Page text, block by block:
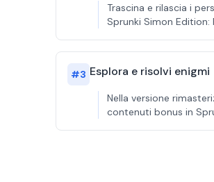
Trascina e rilascia i
Sprunki Simon Edition:
#3 Esplora e risolvi enigmi
Nella versione
contenuti bonus in